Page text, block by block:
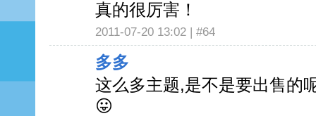
真的很厉害！
2011-07-20 13:02 | #64
多多
这么多主题,是不是要出售的
😛